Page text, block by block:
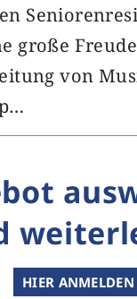
große
von
HIER ANMELDEN